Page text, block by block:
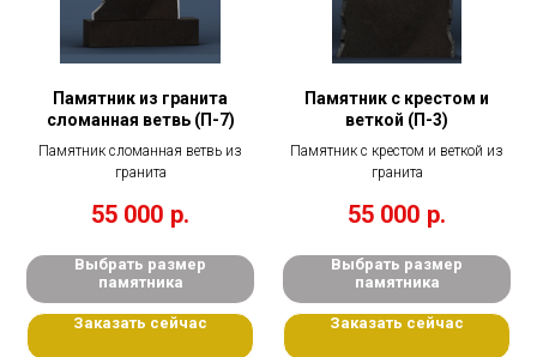
Памятник из гранита
сломанная ветвь (П-7)
Памятник сломанная ветвь из
гранита
55 000 р.
Выбрать размер
памятника
Заказать сейчас
Памятник с крестом и
веткой (П-3)
Памятник с крестом и веткой из
гранита
55 000 р.
Выбрать размер
памятника
Заказать сейчас